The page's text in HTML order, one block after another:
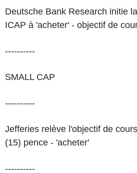
Deutsche Bank Research initie
ICAP à 'acheter' - objectif de
----------
SMALL CAP
----------
Jefferies relève l'objectif de
(15) pence - 'acheter'
----------